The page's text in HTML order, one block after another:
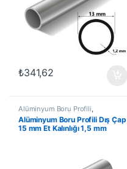
₺341,62
Alüminyum Boru Profili
Alüminyum Profil En Çok
Satanlar,İndirimli Ürünler
Alüminyum Boru Profili Dış Çap
15 mm Et Kalınlığı 1,5 mm